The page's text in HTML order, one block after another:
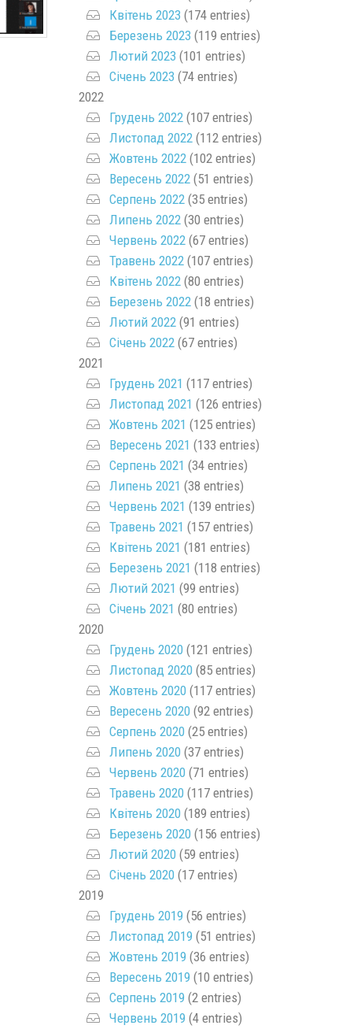
Квітень 2023 (174 entries)
Березень 2023 (119 entries)
Лютий 2023 (101 entries)
Січень 2023 (74 entries)
2022
Грудень 2022(107 entries)
Листопад 2022(112 entries)
Жовтень 2022(102 entries)
Вересень 2022(51 entries)
Серпень 2022(35 entries)
Липень 2022(30 entries)
Червень 2022(67 entries)
Травень 2022(107 entries)
Квітень 2022(80 entries)
Березень 2022(18 entries)
Лютий 2022(91 entries)
Січень 2022(67 entries)
2021
Грудень 2021 (117 entries)
Листопад 2021 (126 entries)
Жовтень 2021 (125 entries)
Вересень 2021 (133 entries)
Серпень 2021 (34 entries)
Липень 2021 (38 entries)
Червень 2021 (139 entries)
Травень 2021 (157 entries)
Квітень 2021 (181 entries)
Березень 2021 (118 entries)
Лютий 2021 (99 entries)
Січень 2021 (80 entries)
2020
Грудень 2020(121 entries)
Листопад 2020(85 entries)
Жовтень 2020(117 entries)
Вересень 2020(92 entries)
Серпень 2020(25 entries)
Липень 2020(37 entries)
Червень 2020(71 entries)
Травень 2020(117 entries)
Квітень 2020(189 entries)
Березень 2020(156 entries)
Лютий 2020(59 entries)
Січень 2020(17 entries)
2019
Грудень 2019 (56 entries)
Листопад 2019 (51 entries)
Жовтень 2019 (36 entries)
Вересень 2019 (10 entries)
Серпень 2019 (2 entries)
Червень 2019 (4 entries)